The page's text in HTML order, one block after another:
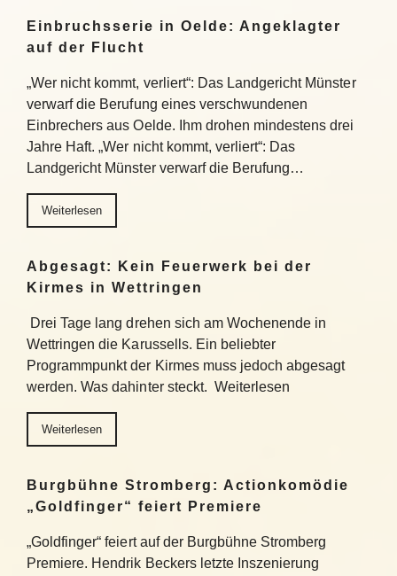
Einbruchsserie in Oelde: Angeklagter
auf der Flucht
„Wer nicht kommt, verliert“: Das Landgericht Münster
verwarf die Berufung eines verschwundenen
Einbrechers aus Oelde. Ihm drohen mindestens drei
Jahre Haft. „Wer nicht kommt, verliert“: Das
Landgericht Münster verwarf die Berufung…
Weiterlesen
Abgesagt: Kein Feuerwerk bei der
Kirmes in Wettringen
Drei Tage lang drehen sich am Wochenende in
Wettringen die Karussells. Ein beliebter
Programmpunkt der Kirmes muss jedoch abgesagt
werden. Was dahinter steckt. Weiterlesen
Weiterlesen
Burgbühne Stromberg: Actionkomödie
„Goldfinger“ feiert Premiere
„Goldfinger“ feiert auf der Burgbühne Stromberg
Premiere. Hendrik Beckers letzte Inszenierung